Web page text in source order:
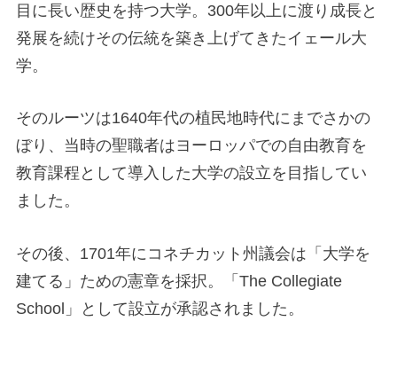
目に長い歴史を持つ大学。300年以上に渡り成長と
発展を続けその伝統を築き上げてきたイェール大
学。
そのルーツは1640年代の植民地時代にまでさかの
ぼり、当時の聖職者はヨーロッパでの自由教育を
教育課程として導入した大学の設立を目指してい
ました。
その後、1701年にコネチカット州議会は「大学を
建てる」ための憲章を採択。「The Collegiate
School」として設立が承認されました。